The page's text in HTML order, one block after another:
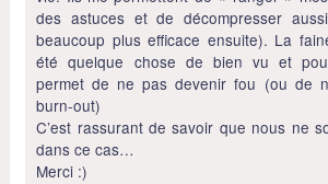
des astuces et de décompresser
beaucoup plus efficace ensuite). La
été quelque chose de bien vu et
permet de ne pas devenir fou (ou de
burn-out)
C’est rassurant de savoir que nous ne
dans ce cas…
Merci :)